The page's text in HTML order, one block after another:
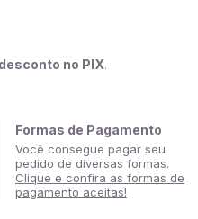
no PIX.
Formas de Pagamento
Você consegue pagar seu
pedido de diversas formas.
Clique e confira as formas de
pagamento aceitas!